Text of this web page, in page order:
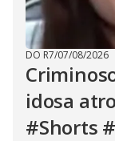
DO R7/07/08/2026
idosa
#Shorts